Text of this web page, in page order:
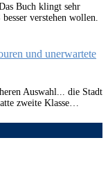
Buch klingt sehr
verstehen wollen.
und unerwartete
Auswahl... die Stadt
zweite Klasse…